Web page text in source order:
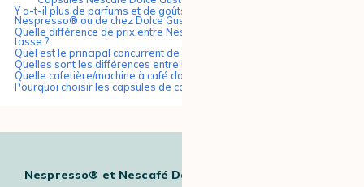
Y a-t-il plus de parfums et de goûts dans le café de chez
Nespresso® ou de chez Dolce Gusto® ?
Quelle différence de prix entre Nespresso® et Dolce Gusto® à la
tasse ?
Quel est le principal concurrent de Nespresso® ?
Quelles sont les différences entre Krups®, Senseo® et Tassimo® ?
Quelle cafetière/machine à café dosette choisir ?
Pourquoi choisir les capsules de café ?
Nespresso® et Nescafé Dolce Gusto® sont des